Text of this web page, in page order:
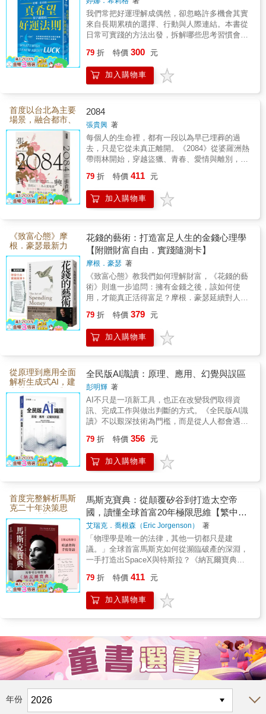
也推薦搭配《因為我是「膽小
鬼」》一起閱讀。這本書從小鱷
魚「抖抖」的角度出發，描述他
在同一場雷擊後，進入暴龍「國
王」身體裡的經歷。同一場意
外，透過兩個角色各自不同的觀
突然獲得力量時的慌張與掙扎。
透過兩書的對照，孩子可以練
習站在不同角色的立場思考，理
解每個人都有自己的恐懼、困境
與選擇，並進一步探討「強大」
與「弱小」背後真正的意涵。
故事裡的這場雷擊，交換的不只
是暴龍與鱷魚的身體，也讓兩個
角色走進彼此的人生，從全新的
視角重新認識自己。原來，真正
的強大，不只是擁有足以戰勝別
人的力量，而是在擁有力量時，
仍願意理解他人、保護他人，並
直以為，累積才會帶來成長。但
比約恩提醒，心靈的成長也許不
是不斷往自己身上疊加更多東
西，而是一個慢慢放下、讓自己
變得輕盈的過程。 很感動的
是，比約恩在〈把船清空〉也說
出了不少人也許都有過的困擾：
們只要眼睛一睜開，手一開始滑
手機，就會看到各種建議、賜
教，一大堆想要幫助我們日子過
得更好、身體更健康的善意，反
沌。有人還會自嘲：「儲存從未
靈成長是不能強求的」，我有一
種鬆一口氣的感覺，終於有一本
書告訴我，可以停一下了。他提
醒我們，心靈並不會因為我們覺
得「自己應該要成長」、「想變
得出眾」、「想在這個領域有所
成就」，就馬上有成長。每個人
都有自己的步調，你我透過為自
要學的事，包括「放下」這門最
重要的課。 比約恩在書中分
享了一個我每次讀都會起雞皮疙
瘩的故事：一個人和上帝一起回
顧自己一生的足跡時發現，大部
分路上都是兩對腳印，可是在那
些最艱難、最孤單的時刻，地上
都只有一對腳印。他問上帝：
「那時候祢在哪裡？」上帝回
答：「那時候是我背著你走。」
讀《張開的手》的過程中，我
也有一種有人陪伴、不孤單的感
覺。從學著坦誠「我可能錯
了」，到願意在日常的磨合與掙
感覺孤單、疲乏、覺得自己塞滿
太多的「應該」，不妨隨機翻開
著你一次次練習張開手。也許，
就從今天開始，有意識地把手張
開一次。
立每個人都能創造
機會的人生方法。
我們常把好運理解成偶然，卻忽略許多機會其實
來自長期累積的選擇、行動與人際連結。本書從
日常可實踐的方法出發，拆解哪些思考習慣會讓
率。它不是教人等待命運眷顧，而是幫助我們打
開視野、主動創造連結，並在機會真正出現時，
有能力辨認它、接住它。
79 折 特價 300 元
加入購物車
首度以台北為主要
場景，融合都市、
自然與情愛書寫，
見證張貴興創作的
重要轉折。
2084
張貴興 著
每個人的生命裡，都有一段以為早已埋葬的過
去，只是它從未真正離開。《2084》從婆羅洲熱
帶雨林開始，穿越盜獵、青春、愛情與離別，最
張貴興以他一貫濃烈、詩性又充滿生命力的文
字，寫出自然與人性的交纏，也寫出愛與慾望如
何改變一個人的命運。這不只是新作，更是他文
79 折 特價 411 元
加入購物車
《致富心態》摩
根．豪瑟最新力
作：如果你不思考
如何正確地用錢，
錢就會來用你。
花錢的藝術：打造富足人生的金錢心理學
【附贈財富自由．實踐隨測卡】
摩根．豪瑟 著
《致富心態》教我們如何理解財富，《花錢的藝
術》則進一步追問：擁有金錢之後，該如何使
用，才能真正活得富足？摩根．豪瑟延續對人性
消費公式，而是從幸福、自由、時間與選擇出
發，重新思考每一筆支出的意義。真正改善人生
的，不只是賺得更多，而是知道什麼值得花，也
79 折 特價 379 元
加入購物車
從原理到應用全面
解析生成式AI，建
立辨識AI幻覺與資
訊真偽的關鍵識讀
能力。 50字
全民版AI識讀：原理、應用、幻覺與誤區
彭明輝 著
AI不只是一項新工具，也正在改變我們取得資
訊、完成工作與做出判斷的方式。《全民版AI識
讀》不以艱深技術為門檻，而是從人人都會遇到
些任務，又可能帶來偏誤、隱私與假訊息等問
題。面對快速變動的時代，我們不必成為工程
師，卻需要具備理解、使用與質疑AI的能力。
79 折 特價 356 元
加入購物車
首度完整解析馬斯
克二十年決策思
維，從特斯拉到S
paceX，看懂改變
世界的創新邏輯。
馬斯克寶典：從顛覆矽谷到打造太空帝
國，讀懂全球首富20年極限思維【繁中版
限定收錄：給讀者的手寫寄語印簽】
艾瑞克．喬根森（Eric Jorgenson） 著
「物理學是唯一的法律，其他一切都只是建
議。」全球首富馬斯克如何從瀕臨破產的深淵，
一手打造出SpaceX與特斯拉？《納瓦爾寶典》
華，省去冗長敘事，直接公開「第一性原理」與
「五步工程法」等69條核心方法。這是一本給經
理人、工程師與創業者的硬核心智武裝，帶你打
79 折 特價 411 元
加入購物車
年份